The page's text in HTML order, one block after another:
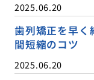
2025.06.20
歯列矯正を早く
間短縮のコツ
2025.06.20